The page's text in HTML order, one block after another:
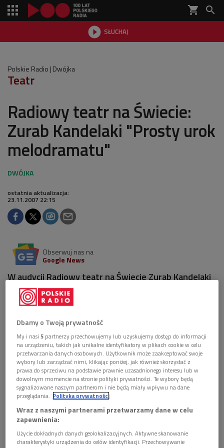
shopping_cart 
 SŁUCHAJ

Polskie Radio Dwójka
Teatr
Radiowy teatr na Świecie:
Zurab Kandelaki "Prosty urok
melodramatu"
ostatnia aktualizacja:
23.11.2007 22:15
Obserwuj nas na
Google News
W audycji Radiowy teatr na Świecie Zurab Kandelaki
"Prosty urok melodramatu".
Zurab Kandelaki jest związanym z radiem w Tbilisi autorem
słuchowisk i reżyserem. Jego utwory wielokrotnie
reprezentowały radio gruzińskie na międzynarodowych
konkursach. "Prosty urok melodramatu" - to historia Dagny
Przybyszewskiej napisana pod wpływem wiadomości o jej
ekshumacji. Dagny zginęła w Tbilisi w tajemniczych
okolicznościach. W obsadzie: Agnieszka Pilaszewska,
Krzysztof Gosztyła, Adam Bauman, Marek Obertyn,
Jarosław Gajewski, Tomasz Marzecki i Sławomir Pacek.
Dbamy o Twoją prywatność
My i nasi5 partnerzy przechowujemy lub uzyskujemy dostęp do informacji
na urządzeniu, takich jak unikalne identyfikatory w plikach cookie w celu
przetwarzania danych osobowych. Użytkownik może zaakceptować swoje
wybory lub zarządzać nimi, klikając poniżej, jak również skorzystać z
prawa do sprzeciwu na podstawie prawnie uzasadnionego interesu lub w
dowolnym momencie na stronie polityki prywatności. Te wybory będą
sygnalizowane naszym partnerom i nie będą miały wpływu na dane
przeglądania. Polityka prywatności
Wraz z naszymi partnerami przetwarzamy dane w celu
zapewnienia:
Użycie dokładnych danych geolokalizacyjnych. Aktywne skanowanie
charakterystyki urządzenia do celów identyfikacji. Przechowywanie